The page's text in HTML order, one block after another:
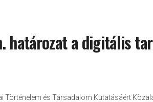
határozat a digitális
Történelem és Társadalom Kutatásáért